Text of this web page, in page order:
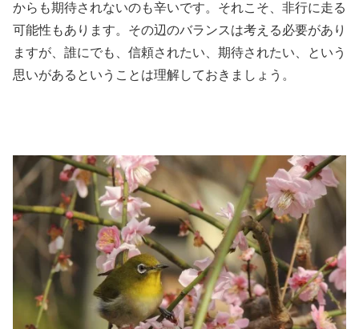
からも期待されないのも辛いです。それこそ、非行に走る
可能性もあります。その辺のバランスは考える必要があり
ますが、誰にでも、信頼されたい、期待されたい、という
思いがあるということは理解しておきましょう。